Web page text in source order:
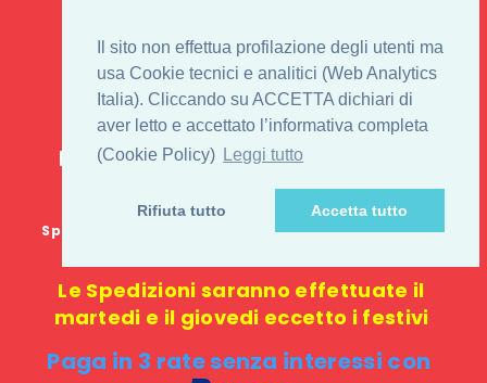
Il sito non effettua profilazione degli utenti ma
usa Cookie tecnici e analitici (Web Analytics
Italia). Cliccando su ACCETTA dichiari di
aver letto e accettato l’informativa completa
(Cookie Policy) Leggi tutto
Rifiuta tutto Accetta tutto
IL 1° STORE ON LINE
PENTAX USATO E
NUOVO
E-commerce 100% online: nessun
negozio fisico o punto di ritiro
Spedizione GRATUITA in Italia con spesa minima di
Le Spedizioni saranno effettuate il
martedi e il giovedi eccetto i festivi
Paga in 3 rate senza interessi con